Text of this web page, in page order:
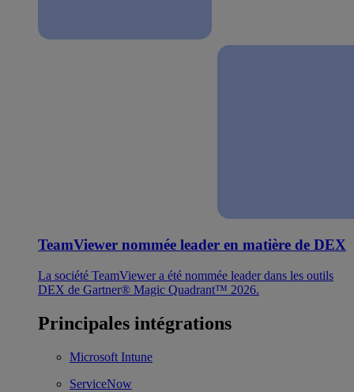
TeamViewer nommée leader en matière de DEX
La société TeamViewer a été nommée leader dans les outils
DEX de Gartner® Magic Quadrant™ 2026.
Principales intégrations
Microsoft Intune
ServiceNow